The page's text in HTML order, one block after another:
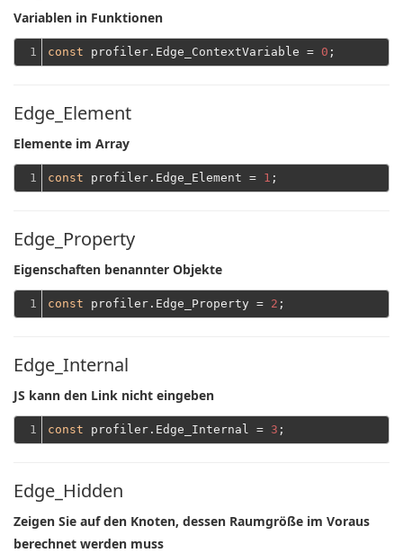
Variablen in Funktionen
1 const profiler.Edge_ContextVariable = 0
Edge_Element
Elemente im Array
1 const profiler.Edge_Element = 1
Edge_Property
Eigenschaften benannter Objekte
1 const profiler.Edge_Property = 2
Edge_Internal
JS kann den Link nicht eingeben
1 const profiler.Edge_Internal = 3
Edge_Hidden
Zeigen Sie auf den Knoten, dessen Raumgröße im Voraus
berechnet werden muss